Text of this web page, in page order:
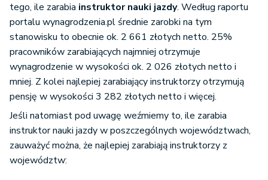
tego, ile zarabia instruktor nauki jazdy. Według raportu
portalu wynagrodzenia.pl średnie zarobki na tym
stanowisku to obecnie ok. 2 661 złotych netto. 25%
pracowników zarabiających najmniej otrzymuje
wynagrodzenie w wysokości ok. 2 026 złotych netto i
mniej. Z kolei najlepiej zarabiający instruktorzy otrzymują
pensję w wysokości 3 282 złotych netto i więcej.
Jeśli natomiast pod uwagę weźmiemy to, ile zarabia
instruktor nauki jazdy w poszczególnych województwach,
zauważyć można, że najlepiej zarabiają instruktorzy z
województw: